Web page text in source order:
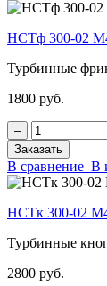
НСТф 300-02
Турбинные
1800 руб.
‒
Заказать
В сравнение В
НСТк 300-02
Турбинные
2800 руб.